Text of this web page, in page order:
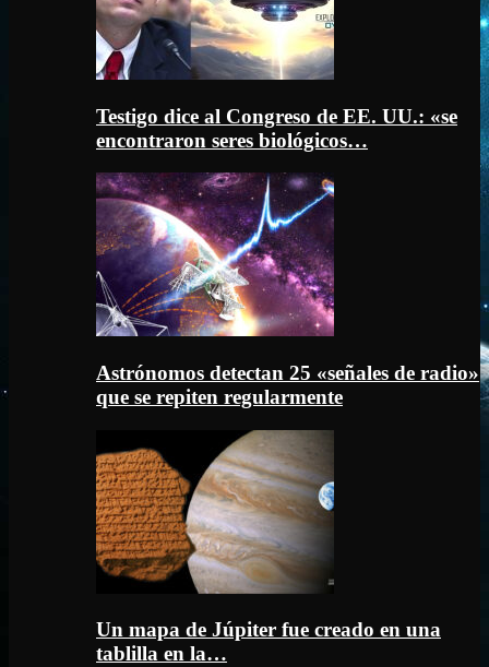
Testigo dice al Congreso de EE. UU.: «se
encontraron seres biológicos…
Astrónomos detectan 25 «señales de radio»
que se repiten regularmente
Un mapa de Júpiter fue creado en una
tablilla en la…